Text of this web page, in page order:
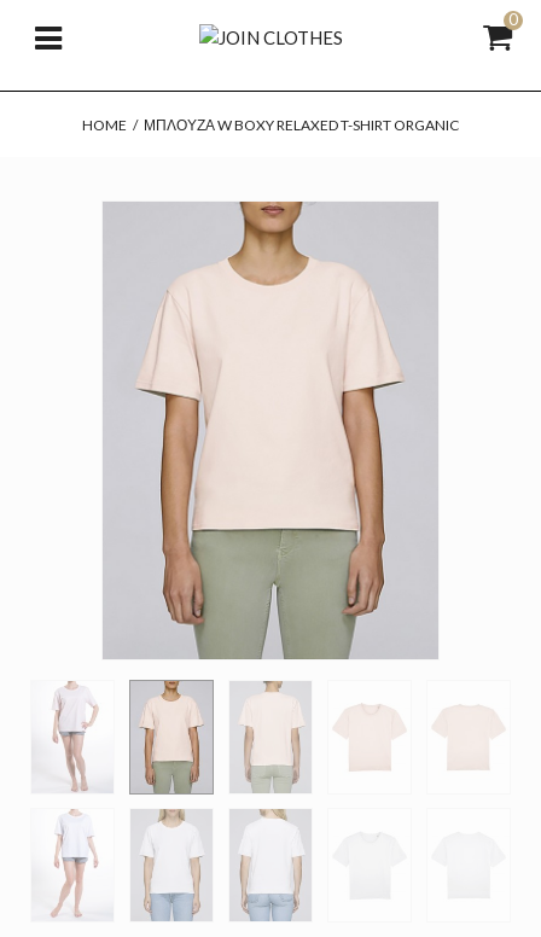
0
HOME / ΜΠΛΟΎΖΑ W BOXY RELAXED T-SHIRT ORGANIC